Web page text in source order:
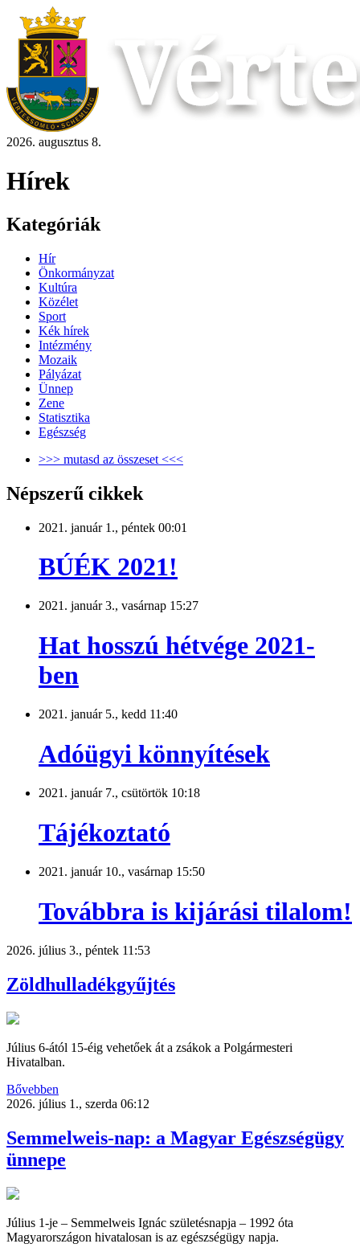
2026. augusztus 8.
Hírek
Kategóriák
Hír
Önkormányzat
Kultúra
Közélet
Sport
Kék hírek
Intézmény
Mozaik
Pályázat
Ünnep
Zene
Statisztika
Egészség
>>> mutasd az összeset <<<
Népszerű cikkek
2021. január 1., péntek 00:01
BÚÉK 2021!
2021. január 3., vasárnap 15:27
Hat hosszú hétvége 2021-
ben
2021. január 5., kedd 11:40
Adóügyi könnyítések
2021. január 7., csütörtök 10:18
Tájékoztató
2021. január 10., vasárnap 15:50
Továbbra is kijárási tilalom!
2026. július 3., péntek 11:53
Zöldhulladékgyűjtés
Július 6-ától 15-éig vehetőek át a zsákok a Polgármesteri
Hivatalban.
Bővebben
2026. július 1., szerda 06:12
Semmelweis-nap: a Magyar Egészségügy
ünnepe
Július 1-je – Semmelweis Ignác születésnapja – 1992 óta
Magyarországon hivatalosan is az egészségügy napja.